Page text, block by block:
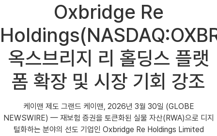
Oxbridge Re
옥스브리지 리 홀딩스 플랫
폼 확장 및 시장 기회 강조
케이맨 제도 그랜드 케이맨, 2026년 3월 30일 (GLOBE
NEWSWIRE) — 재보험 증권을 토큰화된 실물 자산(RWA)으로 디지
털화하는 분야의 선도 기업인 Oxbridge Re Holdings Limited